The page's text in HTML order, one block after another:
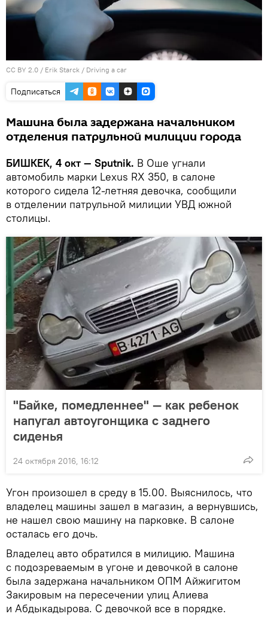
CC BY 2.0 / Erik Starck / Driving a car
Подписаться
Машина была задержана начальником
отделения патрульной милиции города
БИШКЕК, 4 окт — Sputnik. В Оше угнали
автомобиль марки Lexus RX 350, в салоне
которого сидела 12-летняя девочка, сообщили
в отделении патрульной милиции УВД южной
столицы.
"Байке, помедленнее" — как ребенок
напугал автоугонщика с заднего
сиденья
24 октября 2016, 16:12
Угон произошел в среду в 15.00. Выяснилось, что
владелец машины зашел в магазин, а вернувшись,
не нашел свою машину на парковке. В салоне
осталась его дочь.
Владелец авто обратился в милицию. Машина
с подозреваемым в угоне и девочкой в салоне
была задержана начальником ОПМ Айжигитом
Закировым на пересечении улиц Алиева
и Абдыкадырова. С девочкой все в порядке.